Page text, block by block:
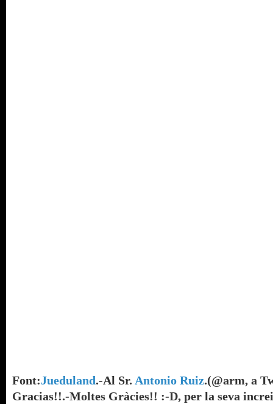
Font:Jueduland.-Al Sr. Antonio Ruiz.(@arm, a
Gracias!!.-Moltes Gràcies!! :-D, per la seva